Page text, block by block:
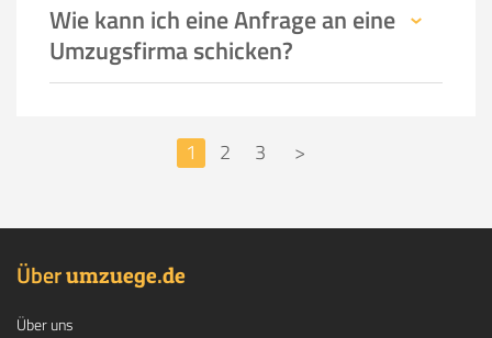
Wie kann ich eine Anfrage an eine
Umzugsfirma schicken?
1 2 3 >
Überumzuege.de
Über uns